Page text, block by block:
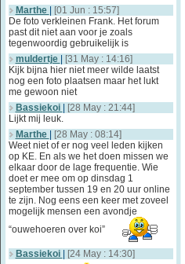
Marthe
[01 Jun : 15:57]
De foto verkleinen Frank. Het forum
past dit niet aan voor je zoals
tegenwoordig gebruikelijk is
muldertje
[31 May : 14:16]
Kijk bijna hier niet meer wilde laatst
nog een foto plaatsen maar het lukt
me gewoon niet
Bassiekoi
[28 May : 21:44]
Lijkt mij leuk.
Marthe
[28 May : 08:14]
Weet niet of er nog veel leden kijken
op KE. En als we het doen missen we
elkaar door de lage frequentie. Wie
doet er mee om op dinsdag 1
september tussen 19 en 20 uur online
te zijn. Nog eens een keer met zoveel
mogelijk mensen een avondje
“ouwehoeren over koi”
Bassiekoi [24 May : 14:30]